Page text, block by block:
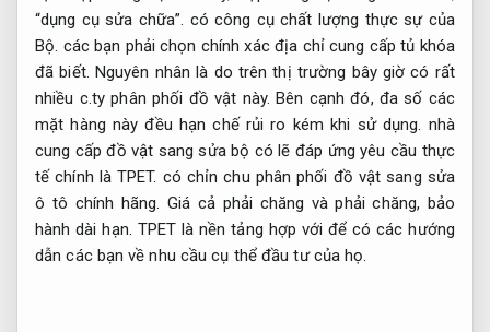
“dụng cụ sửa chữa”. có công cụ chất lượng thực sự của
Bộ. các bạn phải chọn chính xác địa chỉ cung cấp tủ khóa
đã biết. Nguyên nhân là do trên thị trường bây giờ có rất
nhiều c.ty phân phối đồ vật này. Bên cạnh đó, đa số các
mặt hàng này đều hạn chế rủi ro kém khi sử dụng. nhà
cung cấp đồ vật sang sửa bộ có lẽ đáp ứng yêu cầu thực
tế chính là TPET. có chỉn chu phân phối đồ vật sang sửa
ô tô chính hãng. Giá cả phải chăng và phải chăng, bảo
hành dài hạn. TPET là nền tảng hợp với để có các hướng
dẫn các bạn về nhu cầu cụ thể đầu tư của họ.